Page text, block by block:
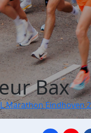
Bax
Marathon Eindhoven